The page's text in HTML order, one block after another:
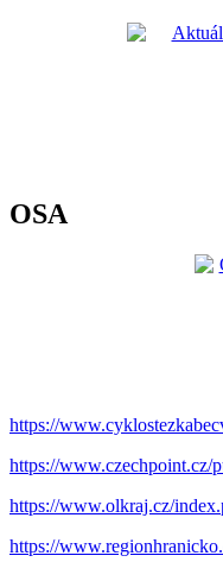
OSA
https://
https://www.czechpoint.cz/
https://www.olkraj.cz/
https://